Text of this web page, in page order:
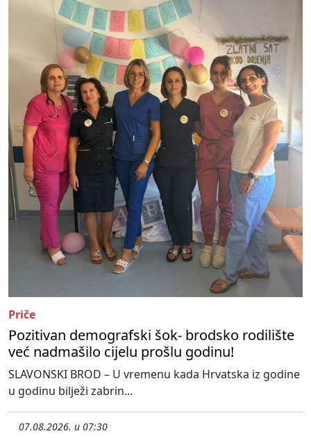
Priče
Pozitivan demografski šok- brodsko rodilište
već nadmašilo cijelu prošlu godinu!
SLAVONSKI BROD – U vremenu kada Hrvatska iz godine
u godinu bilježi zabrin...
07.08.2026. u 07:30